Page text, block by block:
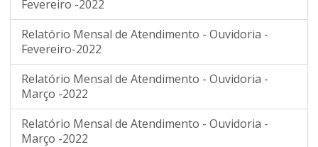
Fevereiro -2022
Relatório Mensal de Atendimento - Ouvidoria -
Fevereiro-2022
Relatório Mensal de Atendimento - Ouvidoria -
Março -2022
Relatório Mensal de Atendimento - Ouvidoria -
Março -2022